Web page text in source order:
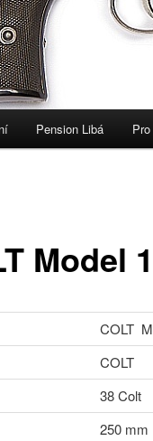
Pension Libá
Model
COLT
COLT
38 Colt
250 mm